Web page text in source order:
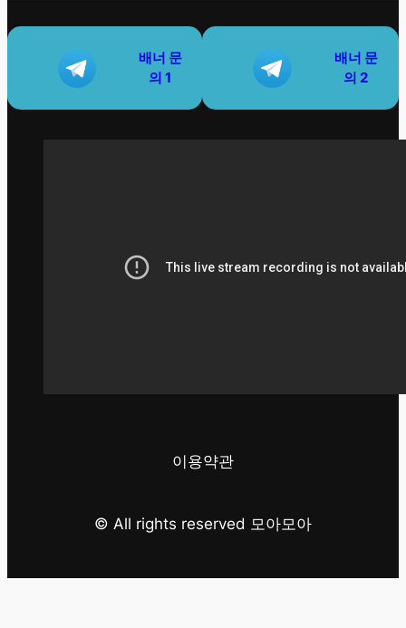
배너 문
의 1
배너 문
의 2
이용약관
© All rights reserved 모아모아